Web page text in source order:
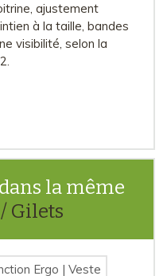
ajustement
à la taille, bandes
visibilité, selon la
la même
/ Gilets